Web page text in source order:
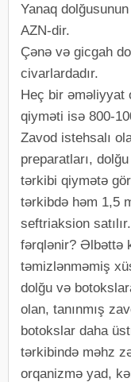
Yanaq
AZN-dir.
Çənə və gicgah
civarlardadır.
Heç bir əməliyyat
qiyməti isə 800-
Zavod istehsalı
preparatları,
tərkibi qiymətə
tərkibdə həm 1,5
seftriaksion
fərqlənir? Əlbəttə
təmizlənməmiş
dolğu və
olan, tanınmış
botokslar daha
tərkibində məhz
orqanizmə yad,